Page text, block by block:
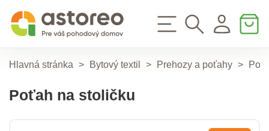
Hlavná stránka > Bytový textil > Prehozy a poťahy >
Poťah na stoličku